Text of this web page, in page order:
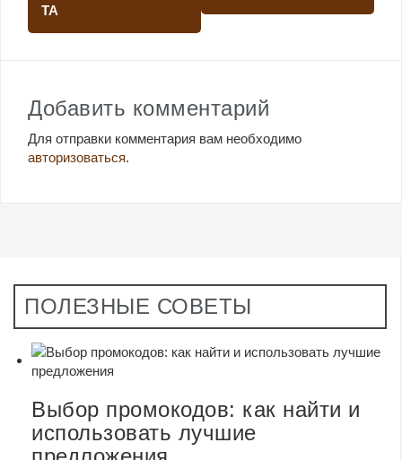
ТА
Добавить комментарий
Для отправки комментария вам необходимо
авторизоваться.
ПОЛЕЗНЫЕ СОВЕТЫ
Выбор промокодов: как найти и
использовать лучшие